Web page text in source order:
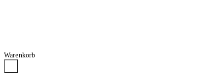
Warenkorb